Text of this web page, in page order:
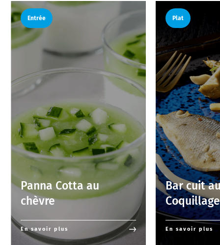
Entrée
Panna Cotta au
chèvre
En savoir plus
Plat
Bar cuit
Coquillage
En savoir plus